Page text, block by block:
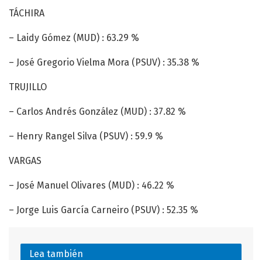
TÁCHIRA
– Laidy Gómez (MUD) : 63.29 %
– José Gregorio Vielma Mora (PSUV) : 35.38 %
TRUJILLO
– Carlos Andrés González (MUD) : 37.82 %
– Henry Rangel Silva (PSUV) : 59.9 %
VARGAS
– José Manuel Olivares (MUD) : 46.22 %
– Jorge Luis García Carneiro (PSUV) : 52.35 %
Lea también